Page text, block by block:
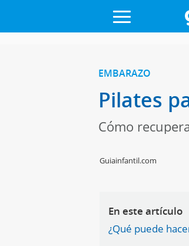
EMBARAZO
Pilates
Cómo
Guiainfantil.com
En este artículo
¿Qué puede